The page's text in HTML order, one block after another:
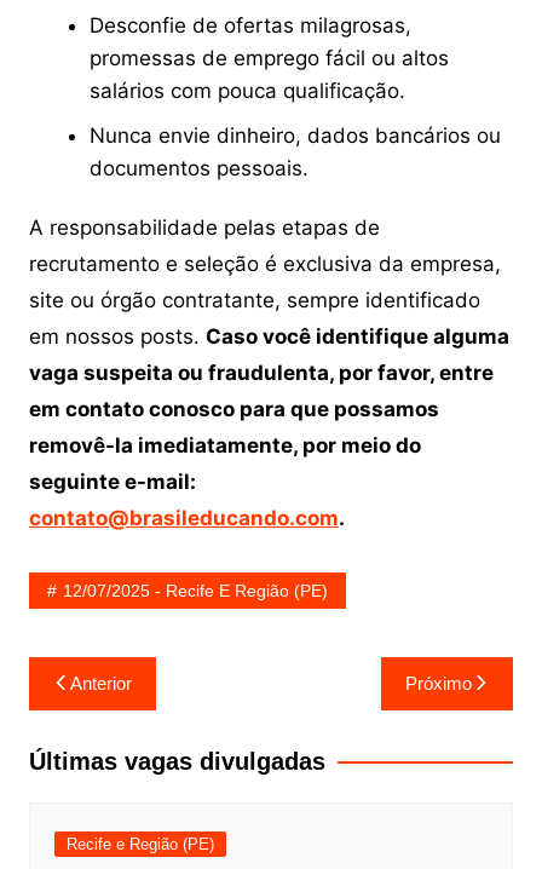
Desconfie de ofertas milagrosas,
promessas de emprego fácil ou altos
salários com pouca qualificação.
Nunca envie dinheiro, dados bancários ou
documentos pessoais.
A responsabilidade pelas etapas de
recrutamento e seleção é exclusiva da empresa,
site ou órgão contratante, sempre identificado
em nossos posts. Caso você identifique alguma
vaga suspeita ou fraudulenta, por favor, entre
em contato conosco para que possamos
removê-la imediatamente, por meio do
seguinte e-mail:
contato@brasileducando.com.
12/07/2025 - Recife E Região (PE)
Navegação
de
Post
Anterior Próximo
Últimas vagas divulgadas
Recife e Região (PE)